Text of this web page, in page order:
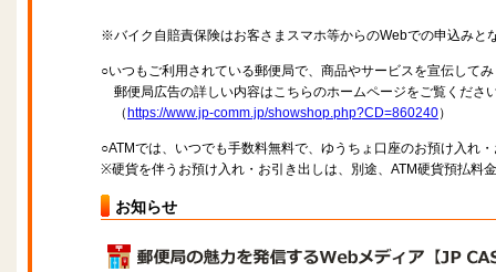
※バイク自賠責保険はお客さまスマホ等からのWebでの申込みと
○いつもご利用されている郵便局で、商品やサービスを宣伝して
郵便局広告の詳しい内容はこちらのホームページをご覧くださ
（ https://www.jp-comm.jp/showshop.php?CD=860240）
○ATMでは、いつでも手数料無料で、ゆうちょ口座のお預け入れ
※硬貨を伴うお預け入れ・お引き出しは、別途、ATM硬貨預払料
お知らせ